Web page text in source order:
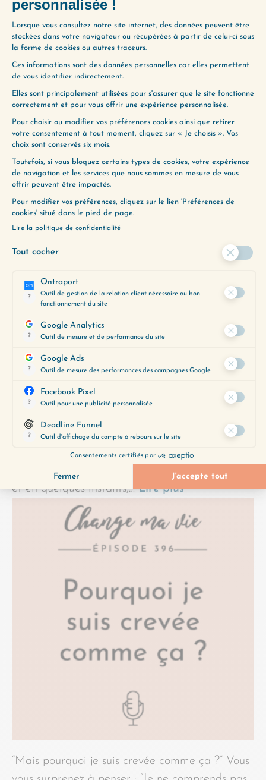
Le petit nom qui peut tout changer Vous vous
parlez durement, sans même vous en rendre
compte, et cela crée en vous un climat…
Lire plus
Comment éviter de partir en spirale sur un
problème Vous connaissez peut-être cette
sensation : quelque chose de pénible vous arrive,
et en quelques instants,…Lire plus
“Mais pourquoi je suis crevée comme ça ?” Vous